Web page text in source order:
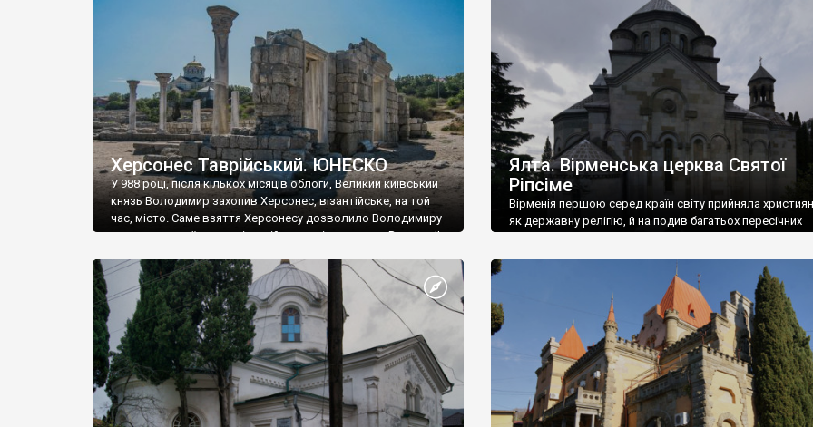
візантійської доби. Раритети викрадені з фондів об’єкту
культурної спадщини ЮНЕСКО «Херсонеса Таврійського».
Офіційно – на виставку «Золото Візантії», але експерти та
влада в Україні вважають це лише […]
називаються «повстяками» (postaki)…” “Вино. Крим
виробляє відмінне вино і його вдосталь: воно все
легке біле і дуже […]
Херсонес Таврійський. ЮНЕСКО
У 988 році, після кількох місяців облоги, Великий київський
князь Володимир захопив Херсонес, візантійське, на той
час, місто. Саме взяття Херсонесу дозволило Володимиру
диктувати свої умови візантійському імператору Василю ІІ,
Херсонесі Володимир-язичник, став Василем-
християнином. А потім було Хрещення Русі. На честь
Херсонесу Таврійського названо місто […]
Ялта. Вірменська церква Святої
Ріпсіме
Вірменія першою серед країн світу прийняла
як державну релігію, й на подив багатьох пересічних